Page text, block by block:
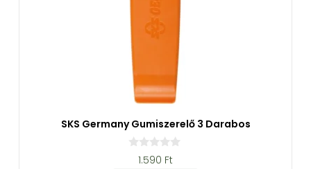
SKS Germany Gumiszerelő 3 Darabos
1.590 Ft